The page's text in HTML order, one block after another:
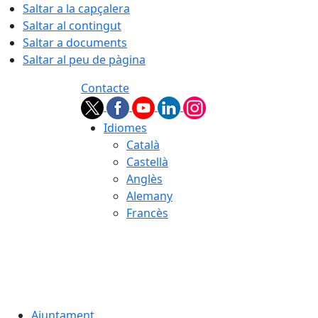
Saltar a la capçalera
Saltar al contingut
Saltar a documents
Saltar al peu de pàgina
Contacte
Idiomes
Català
Castellà
Anglès
Alemany
Francès